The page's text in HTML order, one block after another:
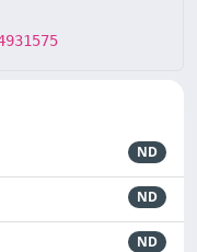
ND
ND
ND